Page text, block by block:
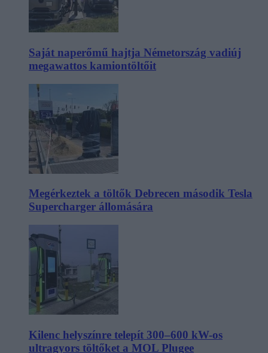
Saját naperőmű hajtja Németország vadiúj
megawattos kamiontöltőit
Megérkeztek a töltők Debrecen második Tesla
Supercharger állomására
Kilenc helyszínre telepít 300–600 kW-os
ultragyors töltőket a MOL Plugee